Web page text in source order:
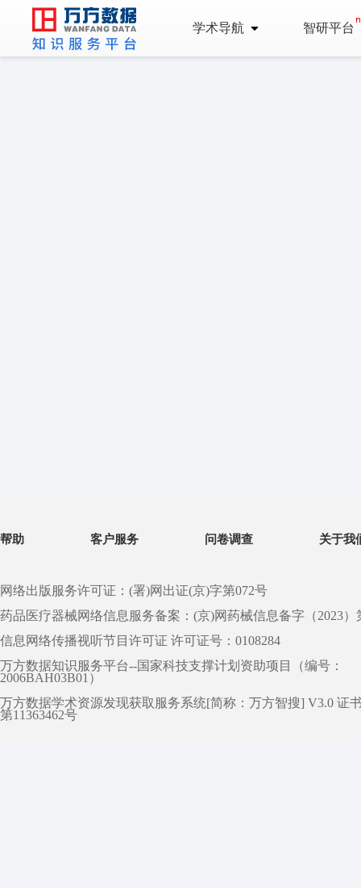
学术导航 智研平台
帮助 客户服务 问卷调查 关于我
网络出版服务许可证：(署)网出证(京)字第072号
药品医疗器械网络信息服务备案：(京)网药械信息备字（2023）
信息网络传播视听节目许可证 许可证号：0108284
万方数据知识服务平台--国家科技支撑计划资助项目（编号：
2006BAH03B01）
万方数据学术资源发现获取服务系统[简称：万方智搜] V3.0 证
第11363462号